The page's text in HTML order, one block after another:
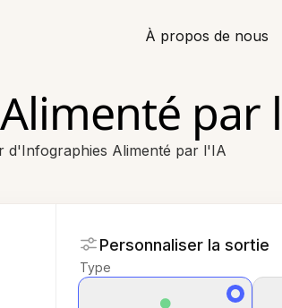
À propos de nous
par
d'Infographies Alimenté par l'IA
Personnaliser la sortie
Type